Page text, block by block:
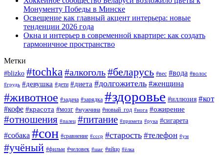
Монументу Победы в Минске
Освещение как главный акцент интерьера: новые
тенденции 2026 года
Окна и интерьер в современной квартире: как создать
гармоничное пространство
Метки
#blizko #tochka #алкоголь#беларусь #вес #вода #волос
#грудь #девушка #дети #диета #долгожитель #женщина
#животное #задача #зарядка #здоровье #иллюзия #кот
#кофе #красота #мозг #мужчина #новый_год #нога #ожирение
#отношения #палец #питание #примета #рука #сигарета
#собака #сон #сравнение #ссср #старость #телефон #ум
#учёный #фильм #человек #шаг #яйцо #ёлка